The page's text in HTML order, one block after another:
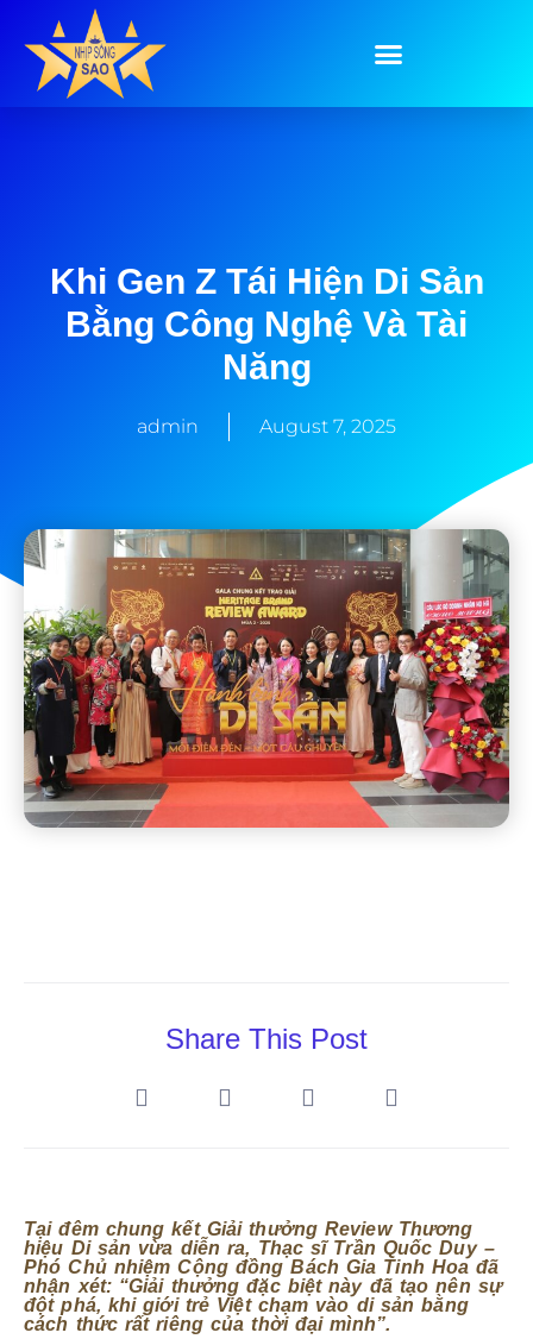
Khi Gen Z Tái Hiện Di Sản
Bằng Công Nghệ Và Tài
Năng
admin August 7, 2025
Share This Post
Tại đêm chung kết Giải thưởng Review Thương
hiệu Di sản vừa diễn ra, Thạc sĩ Trần Quốc Duy –
Phó Chủ nhiệm Cộng đồng Bách Gia Tinh Hoa đã
nhận xét: “Giải thưởng đặc biệt này đã tạo nên sự
đột phá, khi giới trẻ Việt chạm vào di sản bằng
cách thức rất riêng của thời đại mình”.